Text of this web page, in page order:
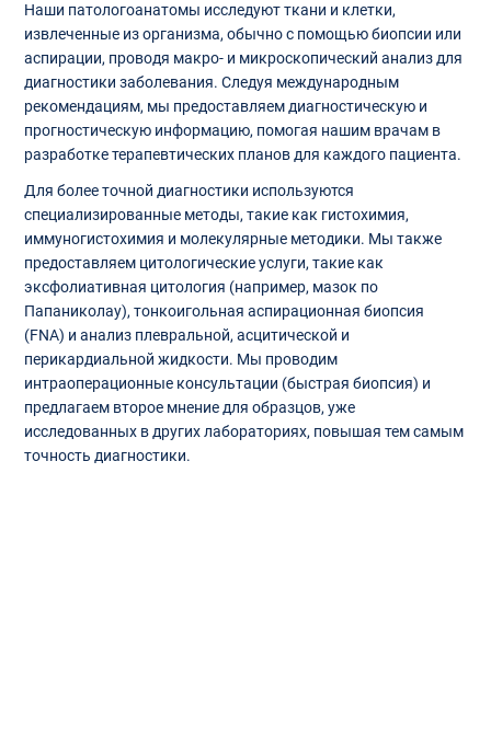
Наши патологоанатомы исследуют ткани и клетки,
извлеченные из организма, обычно с помощью биопсии или
аспирации, проводя макро- и микроскопический анализ для
диагностики заболевания. Следуя международным
рекомендациям, мы предоставляем диагностическую и
прогностическую информацию, помогая нашим врачам в
разработке терапевтических планов для каждого пациента.
Для более точной диагностики используются
специализированные методы, такие как гистохимия,
иммуногистохимия и молекулярные методики. Мы также
предоставляем цитологические услуги, такие как
эксфолиативная цитология (например, мазок по
Папаниколау), тонкоигольная аспирационная биопсия
(FNA) и анализ плевральной, асцитической и
перикардиальной жидкости. Мы проводим
интраоперационные консультации (быстрая биопсия) и
предлагаем второе мнение для образцов, уже
исследованных в других лабораториях, повышая тем самым
точность диагностики.